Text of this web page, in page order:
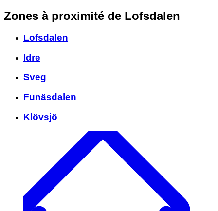
Zones à proximité de Lofsdalen
Lofsdalen
Idre
Sveg
Funäsdalen
Klövsjö